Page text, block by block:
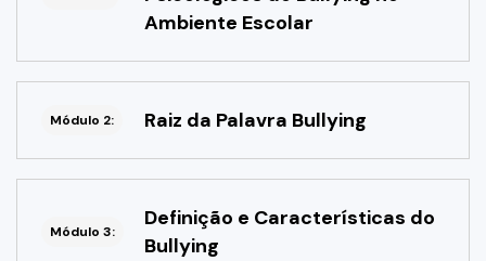
Ambiente Escolar
Módulo 2: Raiz da Palavra Bullying
Módulo 3:
Definição e Características do
Bullying